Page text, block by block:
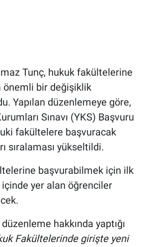
Tunç, hukuk fakültelerine
önemli bir değişiklik
Yapılan düzenlemeye göre,
Sınavı (YKS) Başvuru
fakültelere başvuracak
sıralaması yükseltildi.
başvurabilmek için ilk
içinde yer alan öğrenciler
hakkında yaptığı
Fakültelerinde girişte yeni